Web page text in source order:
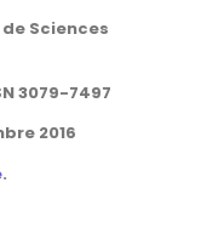
Sciences
3079-7497
2016
.